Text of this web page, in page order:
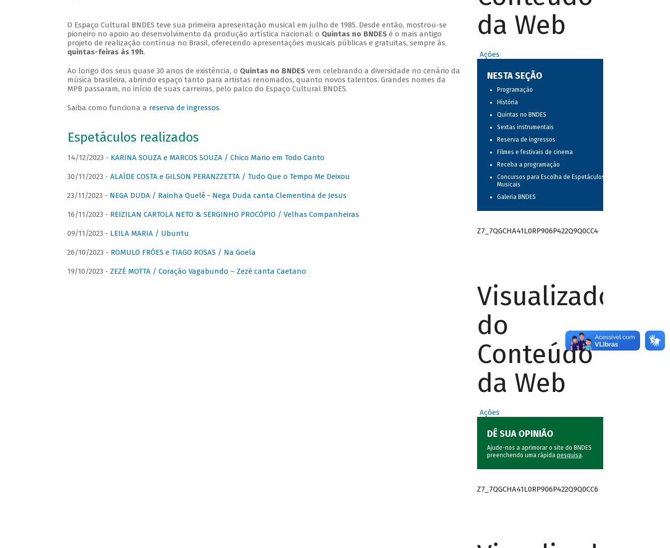
O Espaço Cultural BNDES teve sua primeira apresentação musical em julho de 1985. Desde então, mostrou-se
pioneiro no apoio ao desenvolvimento da produção artística nacional: o Quintas no BNDESé o mais antigo
projeto de realização contínua no Brasil, oferecendo apresentações musicais públicas e gratuitas, sempre às
quintas-feiras às 19h.
Ao longo dos seus quase 30 anos de existência, o Quintas no BNDESvem celebrando a diversidade no cenário da
música brasileira, abrindo espaço tanto para artistas renomados, quanto novos talentos. Grandes nomes da
MPB passaram, no início de suas carreiras, pelo palco do Espaço Cultural BNDES.
Saiba como funciona a reserva de ingressos.
Espetáculos realizados
14/12/2023 - KARINA SOUZA e MARCOS SOUZA / Chico Mario em Todo Canto
30/11/2023 - ALAÍDE COSTA e GILSON PERANZZETTA / Tudo Que o Tempo Me Deixou
23/11/2023 - NEGA DUDA / Rainha Quelê - Nega Duda canta Clementina de Jesus
16/11/2023 - REIZILAN CARTOLA NETO & SERGINHO PROCÓPIO / Velhas Companheiras
09/11/2023 - LEILA MARIA / Ubuntu
26/10/2023 - ROMULO FRÓES e TIAGO ROSAS / Na Goela
19/10/2023 - ZEZÉ MOTTA / Coração Vagabundo – Zezé canta Caetano
da Web
Ações
NESTA SEÇÃO
Programação
História
Quintas no BNDES
Sextas instrumentais
Reserva de ingressos
Filmes e festivais de cinema
Receba a programação
Concursos para Escolha de Espetáculos
Musicais
Galeria BNDES
Z7_7QGCHA41L0RP906P422Q9Q0CC4
Visualizador
do
Conteúdo
da Web
Ações
DÊ SUA OPINIÃO
Ajude-nos a aprimorar o site do BNDES
preenchendo uma rápida pesquisa.
Z7_7QGCHA41L0RP906P422Q9Q0CC6